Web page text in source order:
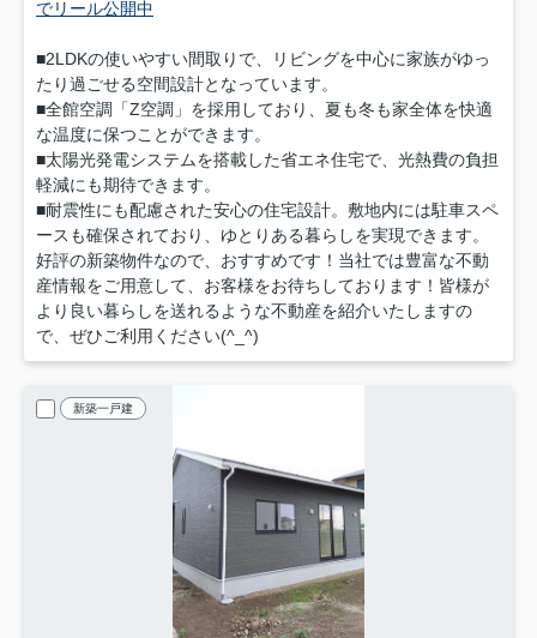
でリール公開中
■2LDKの使いやすい間取りで、リビングを中心に家族がゆっ
たり過ごせる空間設計となっています。
■全館空調「Z空調」を採用しており、夏も冬も家全体を快適
な温度に保つことができます。
■太陽光発電システムを搭載した省エネ住宅で、光熱費の負担
軽減にも期待できます。
■耐震性にも配慮された安心の住宅設計。敷地内には駐車スペ
ースも確保されており、ゆとりある暮らしを実現できます。
好評の新築物件なので、おすすめです！当社では豊富な不動
産情報をご用意して、お客様をお待ちしております！皆様が
より良い暮らしを送れるような不動産を紹介いたしますの
で、ぜひご利用ください(^_^)
新築一戸建